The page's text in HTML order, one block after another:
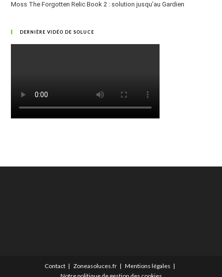
Moss The Forgotten Relic Book 2 : solution jusqu’au Gardien
DERNIÈRE VIDÉO DE SOLUCE
Contact Zoneasoluces.fr
Mentions légales